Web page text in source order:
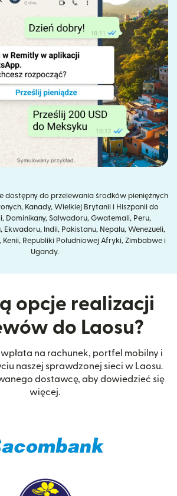
dostępny do przelewania środków pieniężnych
Kanady, Wielkiej Brytanii i Hiszpanii do
Dominikany, Salwadoru, Gwatemali, Peru,
Ekwadoru, Indii, Pakistanu, Nepalu, Wenezueli,
Kenii, Republiki Południowej Afryki, Zimbabwe i
Ugandy.
opcje realizacji
do Laosu?
na rachunek, portfel mobilny i
naszej sprawdzonej sieci w Laosu.
dostawcę, aby dowiedzieć się
więcej.